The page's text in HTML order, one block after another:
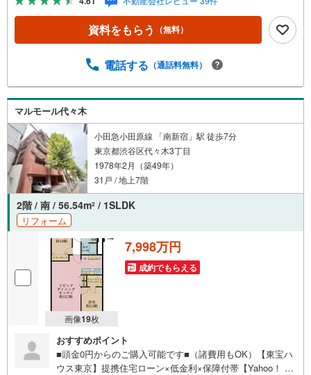
CG加工ホームステイジングサービス。・ 購入者様へ、税
理士による確定申告の無料セミナーをご招待いたします。
◆ご予約に際して◆日時のご希望をお伝えください。（も
（居住中物件）の手配が必要な場合がございますのでご容
案内が可能となりますのでお手数ですがご一報ください。
◆物件のご案内は◆弊社へのご来社、お客様宅へのお迎
え・最寄駅での待ち合わせ、物件周辺のコンビニ等でお待
ち合わせなど、ご希望をお伝えください。ご希望条件をお
伝え頂けましたら、ご見学希望物件以外の資料も用意して
参ります。もちろん他の物件も併せてご案内させていただ
きます。
資料をもらう （無料）
電話する （通話料無料）
マルモール代々木
小田急小田原線 「南新宿」駅 徒歩7分
東京都渋谷区代々木3丁目
1978年2月（築49年）
31戸 / 地上7階
2階 / 南 / 56.54m2 / 1SLDK
リフォーム
画像19枚
7,998万円
成約でもらえる
おすすめポイント
■頭金0円からのご購入可能です■（諸費用もOK）【東宝ハ
ウス東京】提携住宅ローン×低金利×保障付帯【Yahoo！ 不